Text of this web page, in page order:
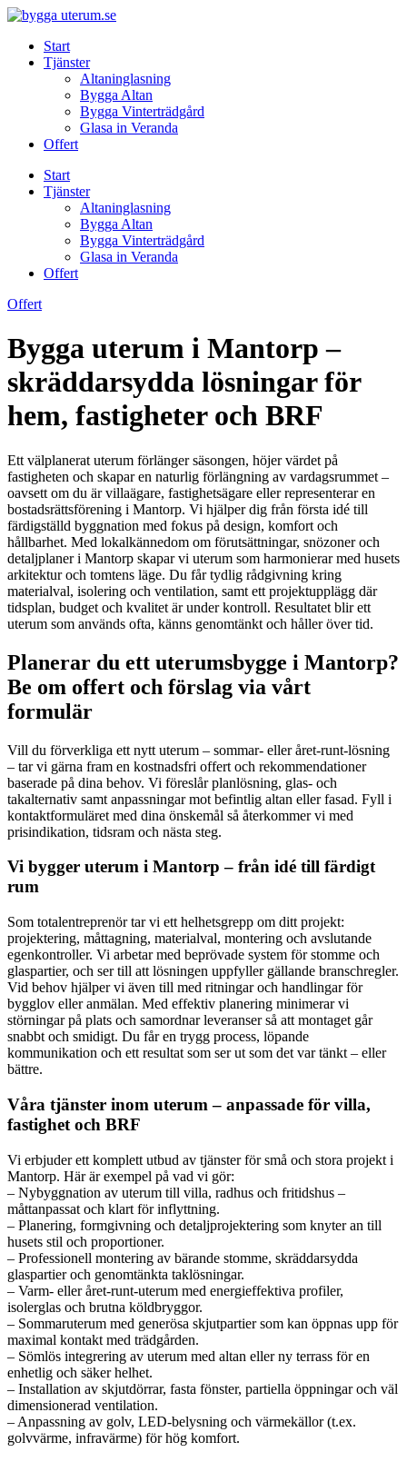
Skip
contentStart
Tjänster
Altaninglasning
Bygga Altan
Bygga Vinterträdgård
Glasa in Veranda
Offert
Start
Tjänster
Altaninglasning
Bygga Altan
Bygga Vinterträdgård
Glasa in Veranda
Offert
Offert
Bygga uterum i Mantorp –
skräddarsydda lösningar för
hem, fastigheter och BRF
Ett välplanerat uterum förlänger säsongen, höjer värdet på
fastigheten och skapar en naturlig förlängning av vardagsrummet –
oavsett om du är villaägare, fastighetsägare eller representerar en
bostadsrättsförening i Mantorp. Vi hjälper dig från första idé till
färdigställd byggnation med fokus på design, komfort och
hållbarhet. Med lokalkännedom om förutsättningar, snözoner och
detaljplaner i Mantorp skapar vi uterum som harmonierar med husets
arkitektur och tomtens läge. Du får tydlig rådgivning kring
materialval, isolering och ventilation, samt ett projektupplägg där
tidsplan, budget och kvalitet är under kontroll. Resultatet blir ett
uterum som används ofta, känns genomtänkt och håller över tid.
Planerar du ett uterumsbygge i Mantorp?
Be om offert och förslag via vårt
formulär
Vill du förverkliga ett nytt uterum – sommar- eller året-runt-lösning
– tar vi gärna fram en kostnadsfri offert och rekommendationer
baserade på dina behov. Vi föreslår planlösning, glas- och
takalternativ samt anpassningar mot befintlig altan eller fasad. Fyll i
kontaktformuläret med dina önskemål så återkommer vi med
prisindikation, tidsram och nästa steg.
Vi bygger uterum i Mantorp – från idé till färdigt
rum
Som totalentreprenör tar vi ett helhetsgrepp om ditt projekt:
projektering, måttagning, materialval, montering och avslutande
egenkontroller. Vi arbetar med beprövade system för stomme och
glaspartier, och ser till att lösningen uppfyller gällande branschregler.
Vid behov hjälper vi även till med ritningar och handlingar för
bygglov eller anmälan. Med effektiv planering minimerar vi
störningar på plats och samordnar leveranser så att montaget går
snabbt och smidigt. Du får en trygg process, löpande
kommunikation och ett resultat som ser ut som det var tänkt – eller
bättre.
Våra tjänster inom uterum – anpassade för villa,
fastighet och BRF
Vi erbjuder ett komplett utbud av tjänster för små och stora projekt i
Mantorp. Här är exempel på vad vi gör:
– Nybyggnation av uterum till villa, radhus och fritidshus –
måttanpassat och klart för inflyttning.
– Planering, formgivning och detaljprojektering som knyter an till
husets stil och proportioner.
– Professionell montering av bärande stomme, skräddarsydda
glaspartier och genomtänkta taklösningar.
– Varm- eller året-runt-uterum med energieffektiva profiler,
isolerglas och brutna köldbryggor.
– Sommaruterum med generösa skjutpartier som kan öppnas upp för
maximal kontakt med trädgården.
– Sömlös integrering av uterum med altan eller ny terrass för en
enhetlig och säker helhet.
– Installation av skjutdörrar, fasta fönster, partiella öppningar och väl
dimensionerad ventilation.
– Anpassning av golv, LED-belysning och värmekällor (t.ex.
golvvärme, infravärme) för hög komfort.